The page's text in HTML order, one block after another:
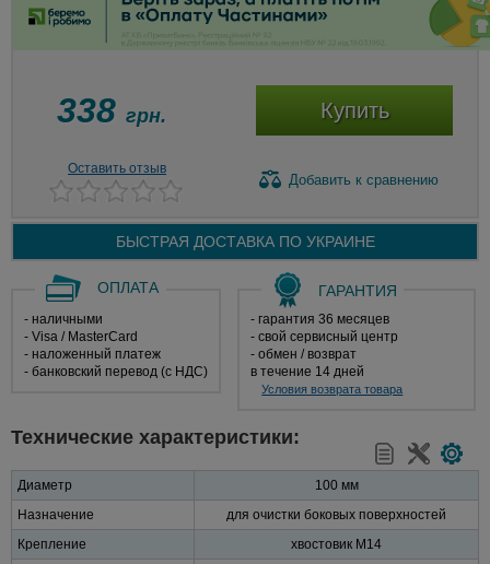
338 грн. Купить
Оставить отзыв
Добавить к сравнению
БЫСТРАЯ ДОСТАВКА ПО УКРАИНЕ
ОПЛАТА
- наличными
- Visa / MasterCard
- наложенный платеж
- банковский перевод (с НДС)
ГАРАНТИЯ
- гарантия 36 месяцев
- свой сервисный центр
- обмен / возврат
в течение 14 дней
Условия возврата товара
Технические характеристики:
Диаметр
100 мм
Назначение
для очистки боковых поверхностей
Крепление
хвостовик М14